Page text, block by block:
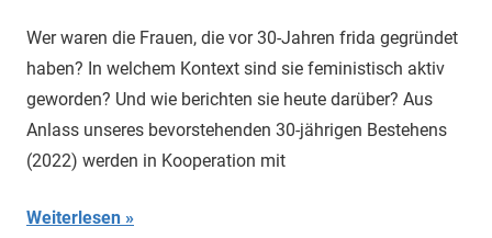
Gerhalter
Wer waren die Frauen, die vor 30-Jahren frida gegründet
haben? In welchem Kontext sind sie feministisch aktiv
geworden? Und wie berichten sie heute darüber? Aus
Anlass unseres bevorstehenden 30-jährigen Bestehens
(2022) werden in Kooperation mit
Weiterlesen